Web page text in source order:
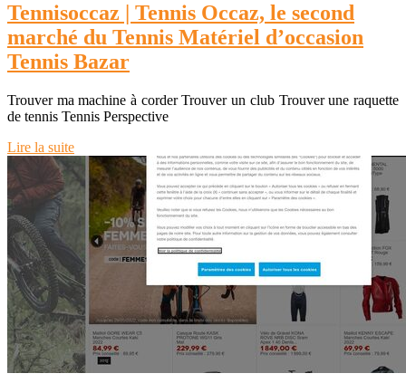
Tennisoccaz | Tennis Occaz, le second
marché du Tennis Matériel d’occasion
Tennis Bazar
Trouver ma machine à corder Trouver un club Trouver une raquette
de tennis Tennis Perspective
Lire la suite